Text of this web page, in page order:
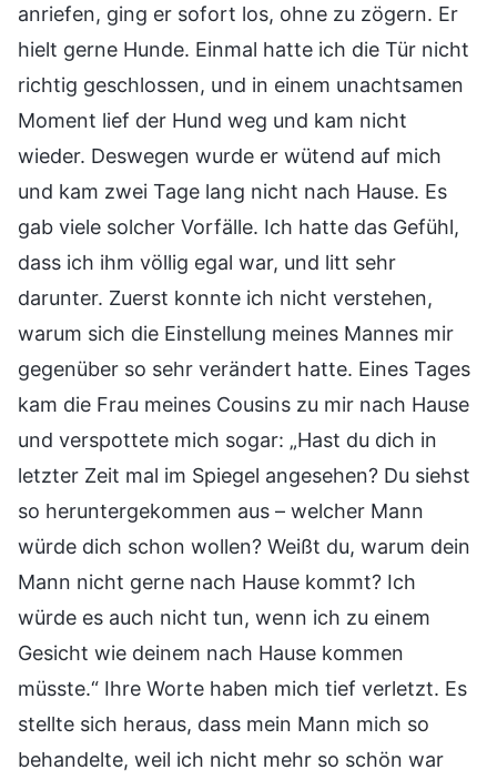
anriefen, ging er sofort los, ohne zu zögern. Er
hielt gerne Hunde. Einmal hatte ich die Tür nicht
richtig geschlossen, und in einem unachtsamen
Moment lief der Hund weg und kam nicht
wieder. Deswegen wurde er wütend auf mich
und kam zwei Tage lang nicht nach Hause. Es
gab viele solcher Vorfälle. Ich hatte das Gefühl,
dass ich ihm völlig egal war, und litt sehr
darunter. Zuerst konnte ich nicht verstehen,
warum sich die Einstellung meines Mannes mir
gegenüber so sehr verändert hatte. Eines Tages
kam die Frau meines Cousins zu mir nach Hause
und verspottete mich sogar: „Hast du dich in
letzter Zeit mal im Spiegel angesehen? Du siehst
so heruntergekommen aus – welcher Mann
würde dich schon wollen? Weißt du, warum dein
Mann nicht gerne nach Hause kommt? Ich
würde es auch nicht tun, wenn ich zu einem
Gesicht wie deinem nach Hause kommen
müsste.“ Ihre Worte haben mich tief verletzt. Es
stellte sich heraus, dass mein Mann mich so
behandelte, weil ich nicht mehr so schön war